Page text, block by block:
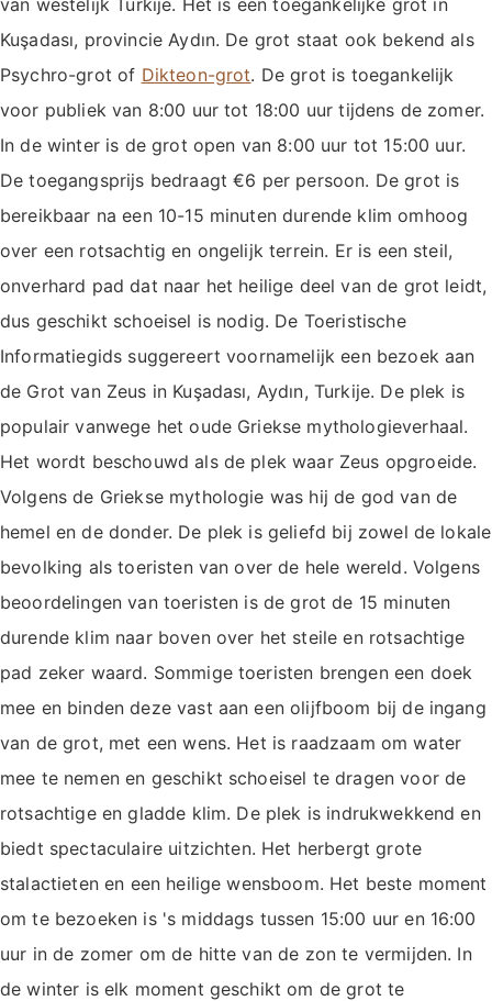
Kuşadası, provincie Aydın. De grot staat ook bekend als
Psychro-grot of Dikteon-grot. De grot is toegankelijk
voor publiek van 8:00 uur tot 18:00 uur tijdens de zomer.
In de winter is de grot open van 8:00 uur tot 15:00 uur.
De toegangsprijs bedraagt €6 per persoon. De grot is
bereikbaar na een 10-15 minuten durende klim omhoog
over een rotsachtig en ongelijk terrein. Er is een steil,
onverhard pad dat naar het heilige deel van de grot leidt,
dus geschikt schoeisel is nodig. De Toeristische
Informatiegids suggereert voornamelijk een bezoek aan
de Grot van Zeus in Kuşadası, Aydın, Turkije. De plek is
populair vanwege het oude Griekse mythologieverhaal.
Het wordt beschouwd als de plek waar Zeus opgroeide.
Volgens de Griekse mythologie was hij de god van de
hemel en de donder. De plek is geliefd bij zowel de lokale
bevolking als toeristen van over de hele wereld. Volgens
beoordelingen van toeristen is de grot de 15 minuten
durende klim naar boven over het steile en rotsachtige
pad zeker waard. Sommige toeristen brengen een doek
mee en binden deze vast aan een olijfboom bij de ingang
van de grot, met een wens. Het is raadzaam om water
mee te nemen en geschikt schoeisel te dragen voor de
rotsachtige en gladde klim. De plek is indrukwekkend en
biedt spectaculaire uitzichten. Het herbergt grote
stalactieten en een heilige wensboom. Het beste moment
om te bezoeken is 's middags tussen 15:00 uur en 16:00
uur in de zomer om de hitte van de zon te vermijden. In
de winter is elk moment geschikt om de grot te